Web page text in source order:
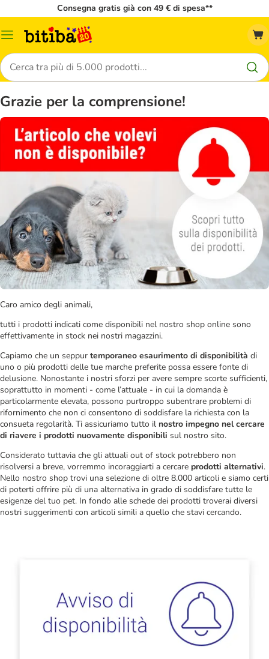
Consegna gratis già con 49 € di spesa**
Overview
Cerca
Grazie per la comprensione!
Caro amico degli animali,
tutti i prodotti indicati come disponibili nel nostro shop online sono
effettivamente in stock nei nostri magazzini.
Capiamo che un seppur temporaneo esaurimento di disponibilità di
uno o più prodotti delle tue marche preferite possa essere fonte di
delusione. Nonostante i nostri sforzi per avere sempre scorte sufficienti,
soprattutto in momenti - come l’attuale - in cui la domanda è
particolarmente elevata, possono purtroppo subentrare problemi di
rifornimento che non ci consentono di soddisfare la richiesta con la
consueta regolarità. Ti assicuriamo tutto il nostro impegno nel cercare
di riavere i prodotti nuovamente disponibili sul nostro sito.
Considerato tuttavia che gli attuali out of stock potrebbero non
risolversi a breve, vorremmo incoraggiarti a cercare prodotti alternativi.
Nello nostro shop trovi una selezione di oltre 8.000 articoli e siamo certi
di poterti offrire più di una alternativa in grado di soddisfare tutte le
esigenze del tuo pet. In fondo alle schede dei prodotti troverai diversi
nostri suggerimenti con articoli simili a quello che stavi cercando.